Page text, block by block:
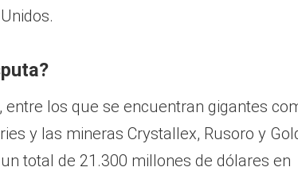
entre los que se encuentran gigantes
y las mineras Crystallex, Rusoro y
total de 21.300 millones de dólares en